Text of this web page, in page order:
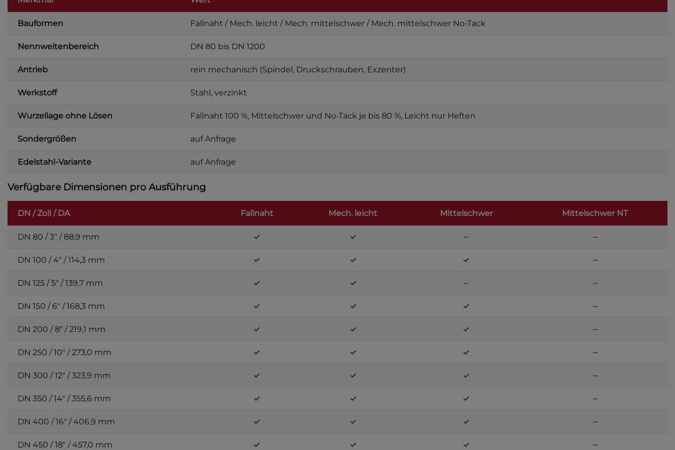
Bauformen Fallnaht / Mech. leicht / Mech. mittelschwer / Mech. mittelschwer No-Tack
Nennweitenbereich DN 80 bis DN 1200
Antrieb rein mechanisch (Spindel, Druckschrauben, Exzenter)
Werkstoff Stahl, verzinkt
Wurzellage ohne Lösen Fallnaht 100 %, Mittelschwer und No-Tack je bis 80 %, Leicht nur Heften
Sondergrößen auf Anfrage
Edelstahl-Variante auf Anfrage
Verfügbare Dimensionen pro Ausführung
DN / Zoll / DA Fallnaht Mech. leicht Mittelschwer Mittelschwer NT
DN 80 / 3″ / 88,9 mm ✓ ✓ – –
DN 100 / 4″ / 114,3 mm ✓ ✓ ✓ –
DN 125 / 5″ / 139,7 mm ✓ ✓ – –
DN 150 / 6″ / 168,3 mm ✓ ✓ ✓ –
DN 200 / 8″ / 219,1 mm ✓ ✓ ✓ –
DN 250 / 10″ / 273,0 mm ✓ ✓ ✓ –
DN 300 / 12″ / 323,9 mm ✓ ✓ ✓ –
DN 350 / 14″ / 355,6 mm ✓ ✓ ✓ –
DN 400 / 16″ / 406,9 mm ✓ ✓ ✓ –
DN 450 / 18″ / 457,0 mm ✓ ✓ ✓ –